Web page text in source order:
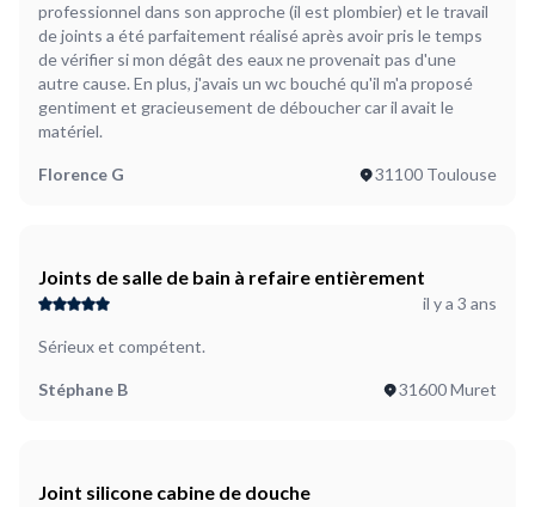
professionnel dans son approche (il est plombier) et le travail
de joints a été parfaitement réalisé après avoir pris le temps
de vérifier si mon dégât des eaux ne provenait pas d'une
autre cause. En plus, j'avais un wc bouché qu'il m'a proposé
gentiment et gracieusement de déboucher car il avait le
matériel.
Florence G 31100 Toulouse
Joints de salle de bain à refaire entièrement
il y a 3 ans
Sérieux et compétent.
Stéphane B 31600 Muret
Joint silicone cabine de douche